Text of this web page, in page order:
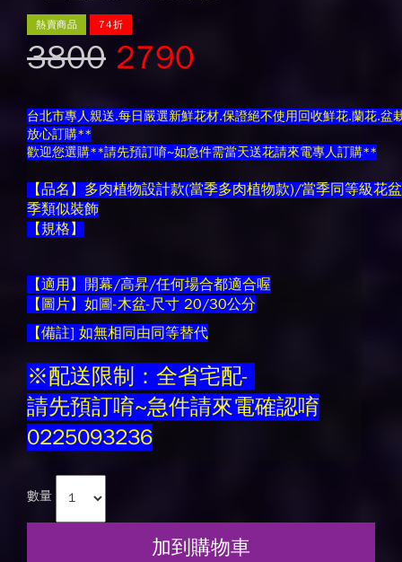
熱賣商品 74折
3800 2790
台北市專人親送.每日嚴選新鮮花材.保證絕不使用回收鮮花.蘭花.盆
放心訂購**
歡迎您選購**請先預訂唷~如急件需當天送花請來電專人訂購**
【品名】多肉植物設計款(當季多肉植物款)/當季同等級花
季類似裝飾
【規格】
【適用】開幕/高昇/任何場合都適合喔
【圖片】如圖-木盆-尺寸 20/30公分
【備註] 如無相同由同等替代
※配送限制：全省宅配-
請先預訂唷~急件請來電確認唷
0225093236
數量
加到購物車